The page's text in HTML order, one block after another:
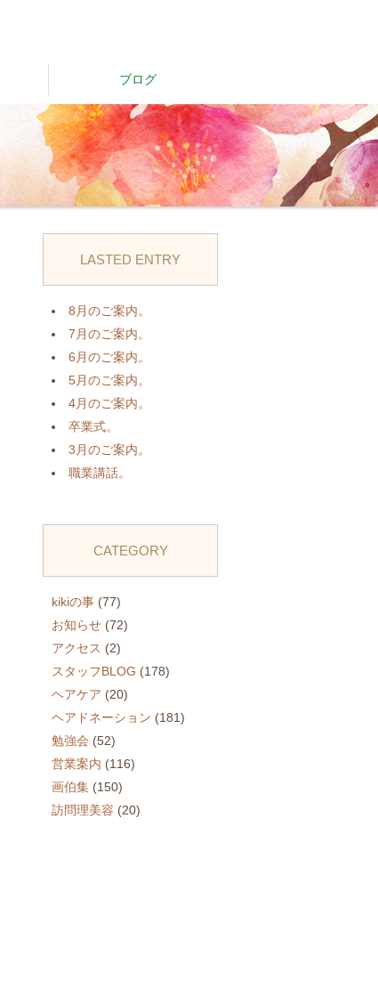
ブログ
LASTED ENTRY
8月のご案内。
7月のご案内。
6月のご案内。
5月のご案内。
4月のご案内。
卒業式。
3月のご案内。
職業講話。
CATEGORY
kikiの事 (77)
お知らせ (72)
アクセス (2)
スタッフBLOG (178)
ヘアケア (20)
ヘアドネーション (181)
勉強会 (52)
営業案内 (116)
画伯集 (150)
訪問理美容 (20)